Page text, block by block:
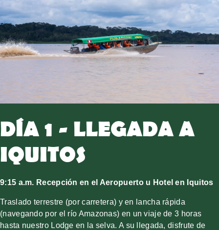
DÍA 1 - LLEGADA A
IQUITOS
9:15 a.m. Recepción en el Aeropuerto u Hotel en Iquitos
Traslado terrestre (por carretera) y en lancha rápida
(navegando por el río Amazonas) en un viaje de 3 horas
hasta nuestro Lodge en la selva. A su llegada, disfrute de